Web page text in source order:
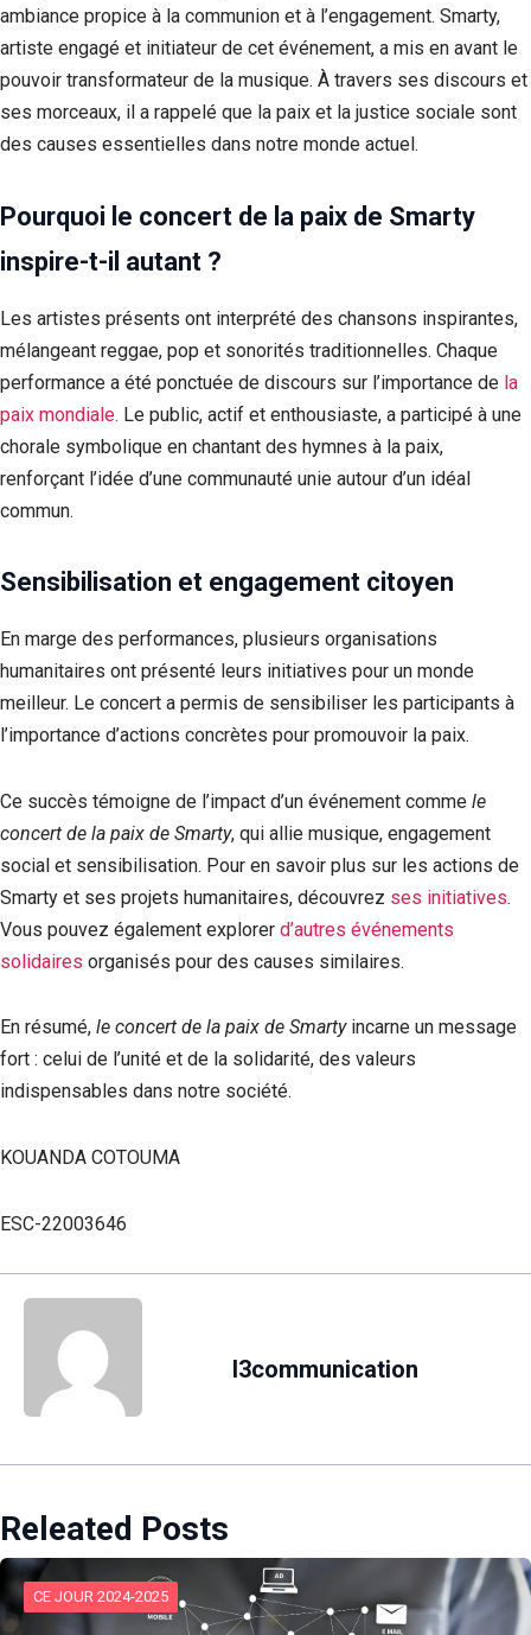
ambiance propice à la communion et à l’engagement. Smarty,
artiste engagé et initiateur de cet événement, a mis en avant le
pouvoir transformateur de la musique. À travers ses discours et
ses morceaux, il a rappelé que la paix et la justice sociale sont
des causes essentielles dans notre monde actuel.
Pourquoi le concert de la paix de Smarty
inspire-t-il autant ?
Les artistes présents ont interprété des chansons inspirantes,
mélangeant reggae, pop et sonorités traditionnelles. Chaque
performance a été ponctuée de discours sur l’importance de la
paix mondiale. Le public, actif et enthousiaste, a participé à une
chorale symbolique en chantant des hymnes à la paix,
renforçant l’idée d’une communauté unie autour d’un idéal
commun.
Sensibilisation et engagement citoyen
En marge des performances, plusieurs organisations
humanitaires ont présenté leurs initiatives pour un monde
meilleur. Le concert a permis de sensibiliser les participants à
l’importance d’actions concrètes pour promouvoir la paix.
Ce succès témoigne de l’impact d’un événement comme le
concert de la paix de Smarty, qui allie musique, engagement
social et sensibilisation. Pour en savoir plus sur les actions de
Smarty et ses projets humanitaires, découvrez ses initiatives.
Vous pouvez également explorer d’autres événements
solidaires organisés pour des causes similaires.
En résumé, le concert de la paix de Smartyincarne un message
fort : celui de l’unité et de la solidarité, des valeurs
indispensables dans notre société.
KOUANDA COTOUMA
ESC-22003646
l3communication
Releated Posts
CE JOUR 2024-2025